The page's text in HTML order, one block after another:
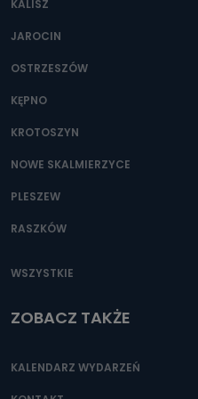
Można to zrobić pod numerem
KALISZ
JAROCIN
OSTRZESZÓW
KĘPNO
KROTOSZYN
NOWE SKALMIERZYCE
PLESZEW
RASZKÓW
WSZYSTKIE
ZOBACZ TAKŻE
KALENDARZ WYDARZEŃ